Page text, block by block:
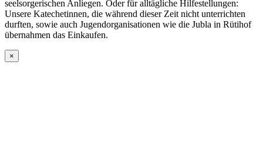
seelsorgerischen Anliegen. Oder für alltägliche Hilfestellungen:
Unsere Katechetinnen, die während dieser Zeit nicht unterrichten
durften, sowie auch Jugendorganisationen wie die Jubla in Rütihof
übernahmen das Einkaufen.
×